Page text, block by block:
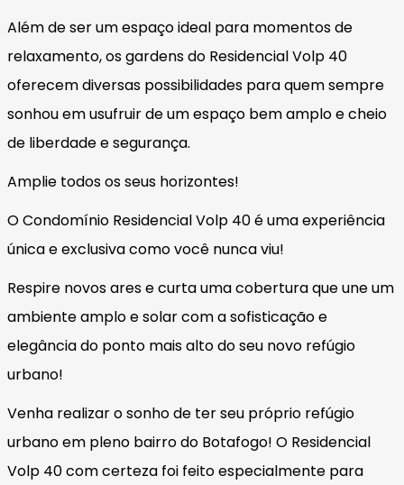
Além de ser um espaço ideal para momentos de
relaxamento, os gardens do Residencial Volp 40
oferecem diversas possibilidades para quem sempre
sonhou em usufruir de um espaço bem amplo e cheio
de liberdade e segurança.
Amplie todos os seus horizontes!
O Condomínio Residencial Volp 40 é uma experiência
única e exclusiva como você nunca viu!
Respire novos ares e curta uma cobertura que une um
ambiente amplo e solar com a sofisticação e
elegância do ponto mais alto do seu novo refúgio
urbano!
Venha realizar o sonho de ter seu próprio refúgio
urbano em pleno bairro do Botafogo! O Residencial
Volp 40 com certeza foi feito especialmente para